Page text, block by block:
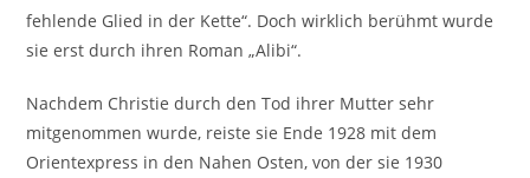
fehlende Glied in der Kette“. Doch wirklich berühmt wurde
sie erst durch ihren Roman „Alibi“.
Nachdem Christie durch den Tod ihrer Mutter sehr
mitgenommen wurde, reiste sie Ende 1928 mit dem
Orientexpress in den Nahen Osten, von der sie 1930